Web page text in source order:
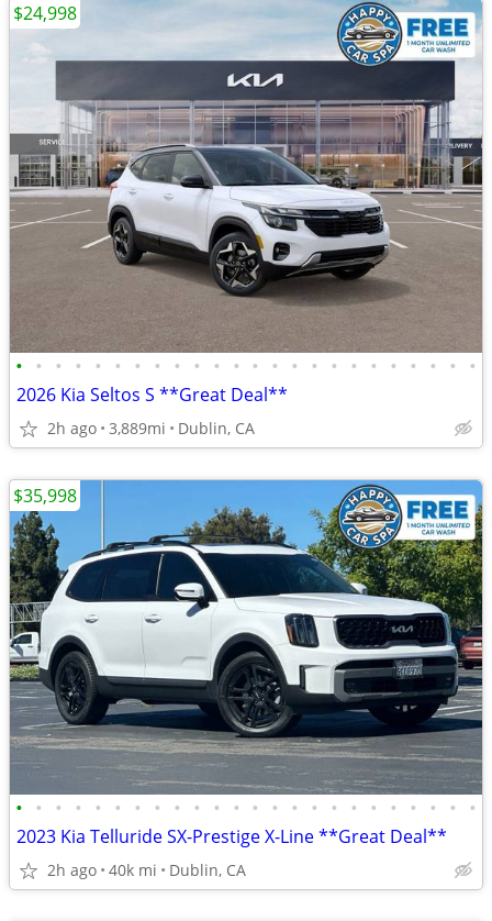
• • • • • • • • • • • • • • • • • • • • • • • •
2026 Kia Seltos S **Great Deal**
2h ago 3,889mi Dublin, CA
$24,998
• • • • • • • • • • • • • • • • • • • • • • • •
2023 Kia Telluride SX-Prestige X-Line **Great Deal**
2h ago 40k mi Dublin, CA
$35,998